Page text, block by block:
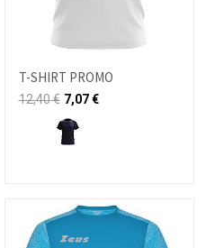
T-SHIRT PROMO
12,40€ 7,07€